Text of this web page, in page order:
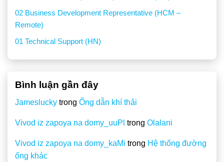
02 Business Development Representative (HCM –
Remote)
01 Technical Support (HN)
Bình luận gần đây
Jameslucky trong Ống dẫn khí thải
Vivod iz zapoya na domy_uuPl trong Olalani
Vivod iz zapoya na domy_kaMi trong Hệ thống đường
ống khác